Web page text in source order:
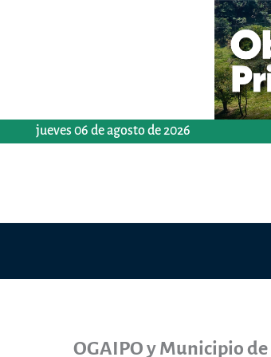
jueves 06 de agosto de 2026
OGAIPO y Municipio